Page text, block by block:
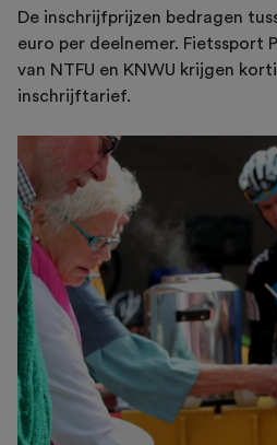
De inschrijfprijzen bedragen
euro per deelnemer. Fietssport
van NTFU en KNWU krijgen
inschrijftarief.